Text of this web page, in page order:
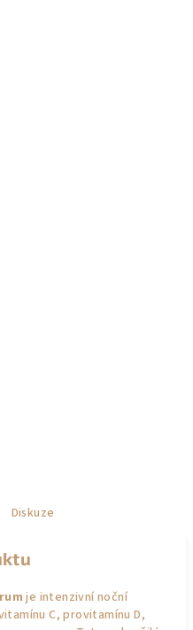
Diskuze
je intenzivní noční
C, provitamínu D,